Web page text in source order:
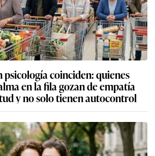
psicología coinciden: quienes
en la fila gozan de empatía
y no solo tienen autocontrol